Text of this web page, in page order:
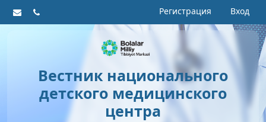
Регистрация Вход
Вестник национального
детского медицинского
центра